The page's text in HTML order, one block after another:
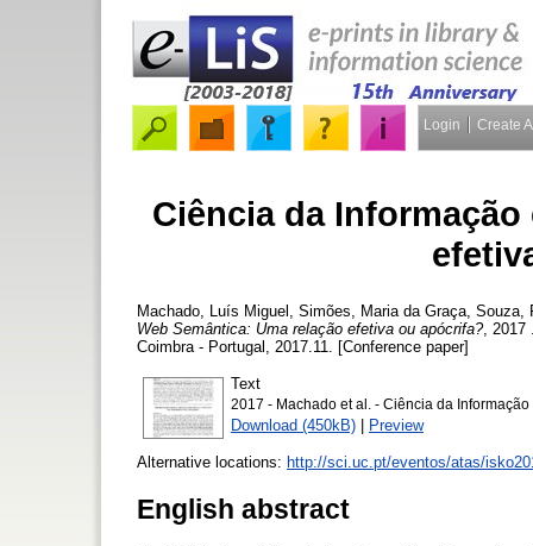
Login Create
Ciência da Informação
Machado, Luís Miguel Simões, Maria da Graça Souza,
Web Semântica: Uma relação efetiva ou apócrifa?, 2017
Coimbra - Portugal, 2017.11. [Conference paper]
Text
2017 - Machado et al. - Ciência da
Download (450kB) | Preview
Alternative locations: http://sci.uc.pt/eventos/atas/
English abstract